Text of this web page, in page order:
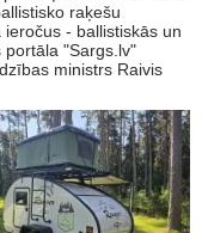
raķešu
- ballistiskās un
"Sargs.lv"
ministrs Raivis